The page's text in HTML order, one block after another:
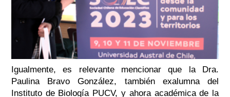
Igualmente, es relevante mencionar que la Dra.
Paulina Bravo González, también exalumna del
Instituto de Biología PUCV, y ahora académica de la